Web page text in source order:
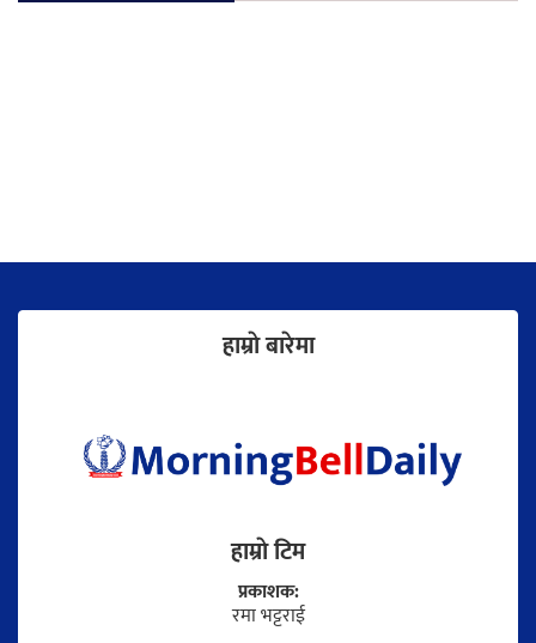
हाम्राे बारेमा
हाम्राे टिम
प्रकाशक:
रमा भट्टराई